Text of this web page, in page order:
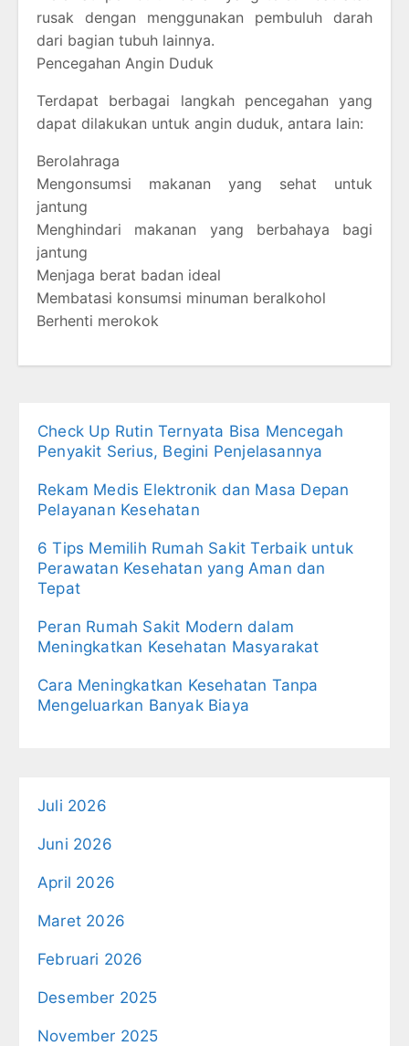
rusak dengan menggunakan pembuluh darah
dari bagian tubuh lainnya.
Pencegahan Angin Duduk
Terdapat berbagai langkah pencegahan yang
dapat dilakukan untuk angin duduk, antara lain:
Berolahraga
Mengonsumsi makanan yang sehat untuk
jantung
Menghindari makanan yang berbahaya bagi
jantung
Menjaga berat badan ideal
Membatasi konsumsi minuman beralkohol
Berhenti merokok
Check Up Rutin Ternyata Bisa Mencegah
Penyakit Serius, Begini Penjelasannya
Rekam Medis Elektronik dan Masa Depan
Pelayanan Kesehatan
6 Tips Memilih Rumah Sakit Terbaik untuk
Perawatan Kesehatan yang Aman dan
Tepat
Peran Rumah Sakit Modern dalam
Meningkatkan Kesehatan Masyarakat
Cara Meningkatkan Kesehatan Tanpa
Mengeluarkan Banyak Biaya
Juli 2026
Juni 2026
April 2026
Maret 2026
Februari 2026
Desember 2025
November 2025